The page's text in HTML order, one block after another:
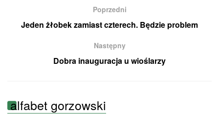
Poprzedni
Jeden żłobek zamiast czterech. Będzie problem
Następny
Dobra inauguracja u wioślarzy
alfabet gorzowski